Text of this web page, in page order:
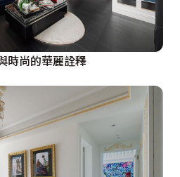
時尚的華麗詮釋